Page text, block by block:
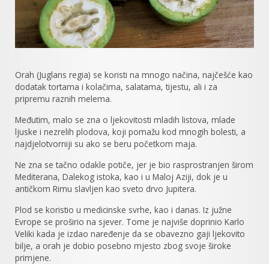
Orah (Juglans regia) se koristi na mnogo načina, najčešće kao
dodatak tortama i kolačima, salatama, tijestu, ali i za
pripremu raznih melema.
Međutim, malo se zna o ljekovitosti mladih listova, mlade
ljuske i nezrelih plodova, koji pomažu kod mnogih bolesti, a
najdjelotvorniji su ako se beru početkom maja.
Ne zna se tačno odakle potiče, jer je bio rasprostranjen širom
Mediterana, Dalekog istoka, kao i u Maloj Aziji, dok je u
antičkom Rimu slavljen kao sveto drvo Jupitera.
Plod se koristio u medicinske svrhe, kao i danas. Iz južne
Evrope se proširio na sjever. Tome je najviše doprinio Karlo
Veliki kada je izdao naređenje da se obavezno gaji ljekovito
bilje, a orah je dobio posebno mjesto zbog svoje široke
primjene.